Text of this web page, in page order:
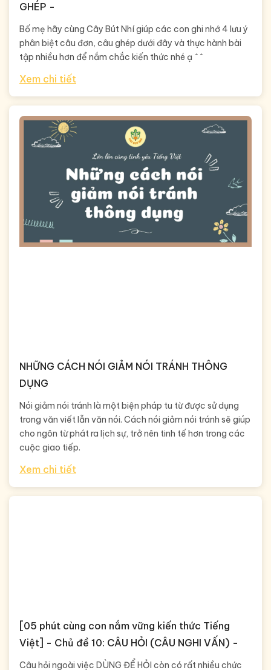
GHÉP -
Bố mẹ hãy cùng Cây Bút Nhí giúp các con ghi nhớ 4 lưu ý
phân biệt câu đơn, câu ghép dưới đây và thực hành bài
tập nhiều hơn để nắm chắc kiến thức nhé ạ ^^
Xem chi tiết
NHỮNG CÁCH NÓI GIẢM NÓI TRÁNH THÔNG
DỤNG
Nói giảm nói tránh là một biện pháp tu từ được sử dụng
trong văn viết lẫn văn nói. Cách nói giảm nói tránh sẽ giúp
cho ngôn từ phát ra lịch sự, trở nên tinh tế hơn trong các
cuộc giao tiếp.
Xem chi tiết
[05 phút cùng con nắm vững kiến thức Tiếng
Việt] - Chủ đề 10: CÂU HỎI (CÂU NGHI VẤN) -
Câu hỏi ngoài việc DÙNG ĐỂ HỎI còn có rất nhiều chức